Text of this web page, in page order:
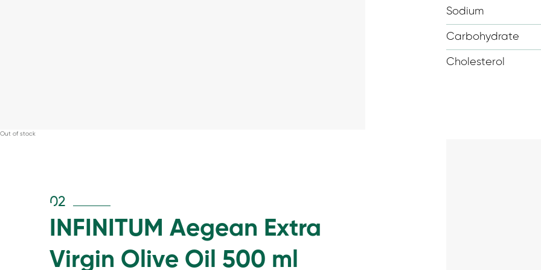
Out of stock
Sodium
Carbohydrate
Cholesterol
02
INFINITUM Aegean Extra
Virgin Olive Oil 500 ml